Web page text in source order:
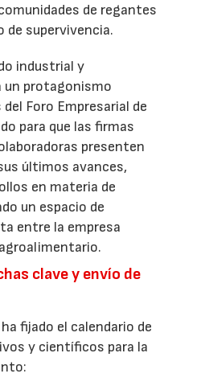
de regantes
supervivencia.
industrial y
protagonismo
Foro Empresarial de
para que las firmas
presenten
últimos avances,
en materia de
un espacio de
entre la empresa
clave y envío de
fijado el calendario de
y científicos para la